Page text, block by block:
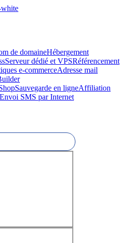
de domaineHébergement
Serveur dédié et VPSRéférencement
e-commerceAdresse mail
Sauvegarde en ligneAffiliation
Envoi SMS par Internet